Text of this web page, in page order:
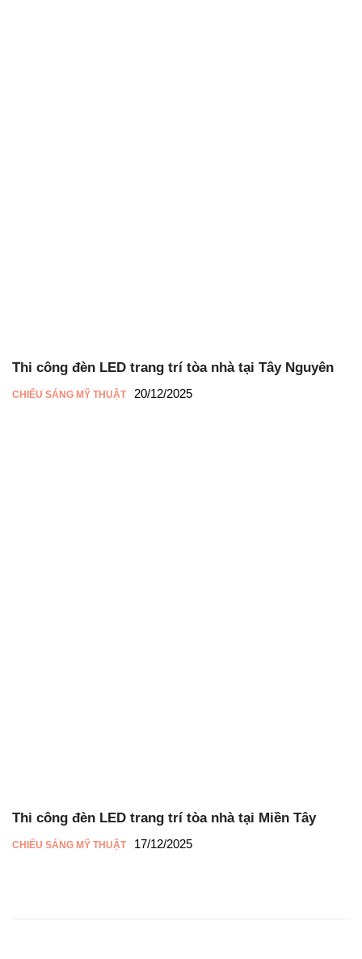
Thi công đèn LED trang trí tòa nhà tại Tây Nguyên
CHIẾU SÁNG MỸ THUẬT 20/12/2025
Thi công đèn LED trang trí tòa nhà tại Miền Tây
CHIẾU SÁNG MỸ THUẬT 17/12/2025